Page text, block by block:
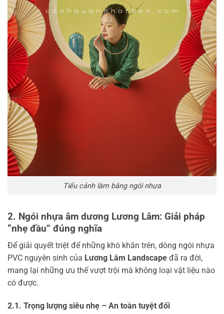
Tiểu cảnh làm bằng ngói nhựa
2. Ngói nhựa âm dương Lương Lâm: Giải pháp
“nhẹ đầu” đúng nghĩa
Để giải quyết triệt để những khó khăn trên, dòng ngói nhựa
PVC nguyên sinh của Lương Lâm Landscape đã ra đời,
mang lại những ưu thế vượt trội mà không loại vật liệu nào
có được.
2.1. Trọng lượng siêu nhẹ – An toàn tuyệt đối